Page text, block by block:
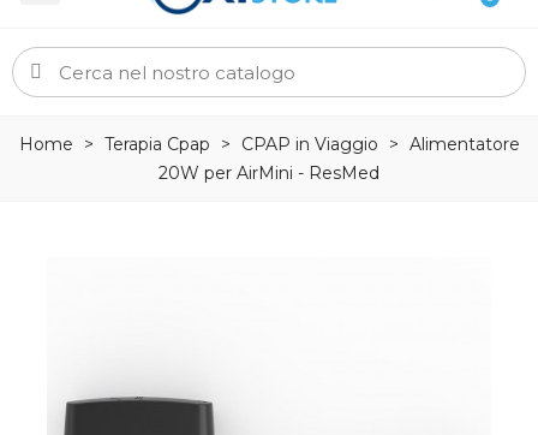
Home > Terapia Cpap > CPAP in Viaggio > Alimentatore
20W per AirMini - ResMed